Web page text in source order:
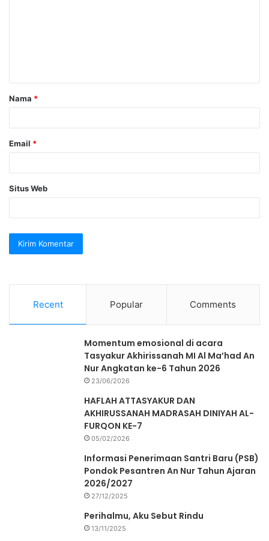
a
r
Nama *
Email *
Situs Web
Recent Popular Comments
Momentum emosional di acara
Tasyakur Akhirissanah MI Al Ma’had An
Nur Angkatan ke-6 Tahun 2026
23/06/2026
HAFLAH ATTASYAKUR DAN
AKHIRUSSANAH MADRASAH DINIYAH AL-
FURQON KE-7
05/02/2026
Informasi Penerimaan Santri Baru (PSB)
Pondok Pesantren An Nur Tahun Ajaran
2026/2027
27/12/2025
Perihalmu, Aku Sebut Rindu
13/11/2025